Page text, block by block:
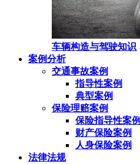
车辆构造与驾驶知识
案例分析
交通事故案例
指导性案例
典型案例
保险理赔案例
保险指导性案例
财产保险案例
人身保险案例
法律法规